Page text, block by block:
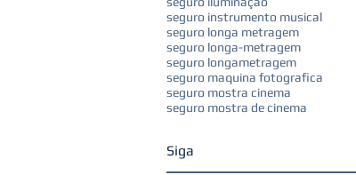
seguro instrumento musical
seguro longa metragem
seguro longa-metragem
seguro longametragem
seguro maquina fotografica
seguro mostra cinema
seguro mostra de cinema
Siga